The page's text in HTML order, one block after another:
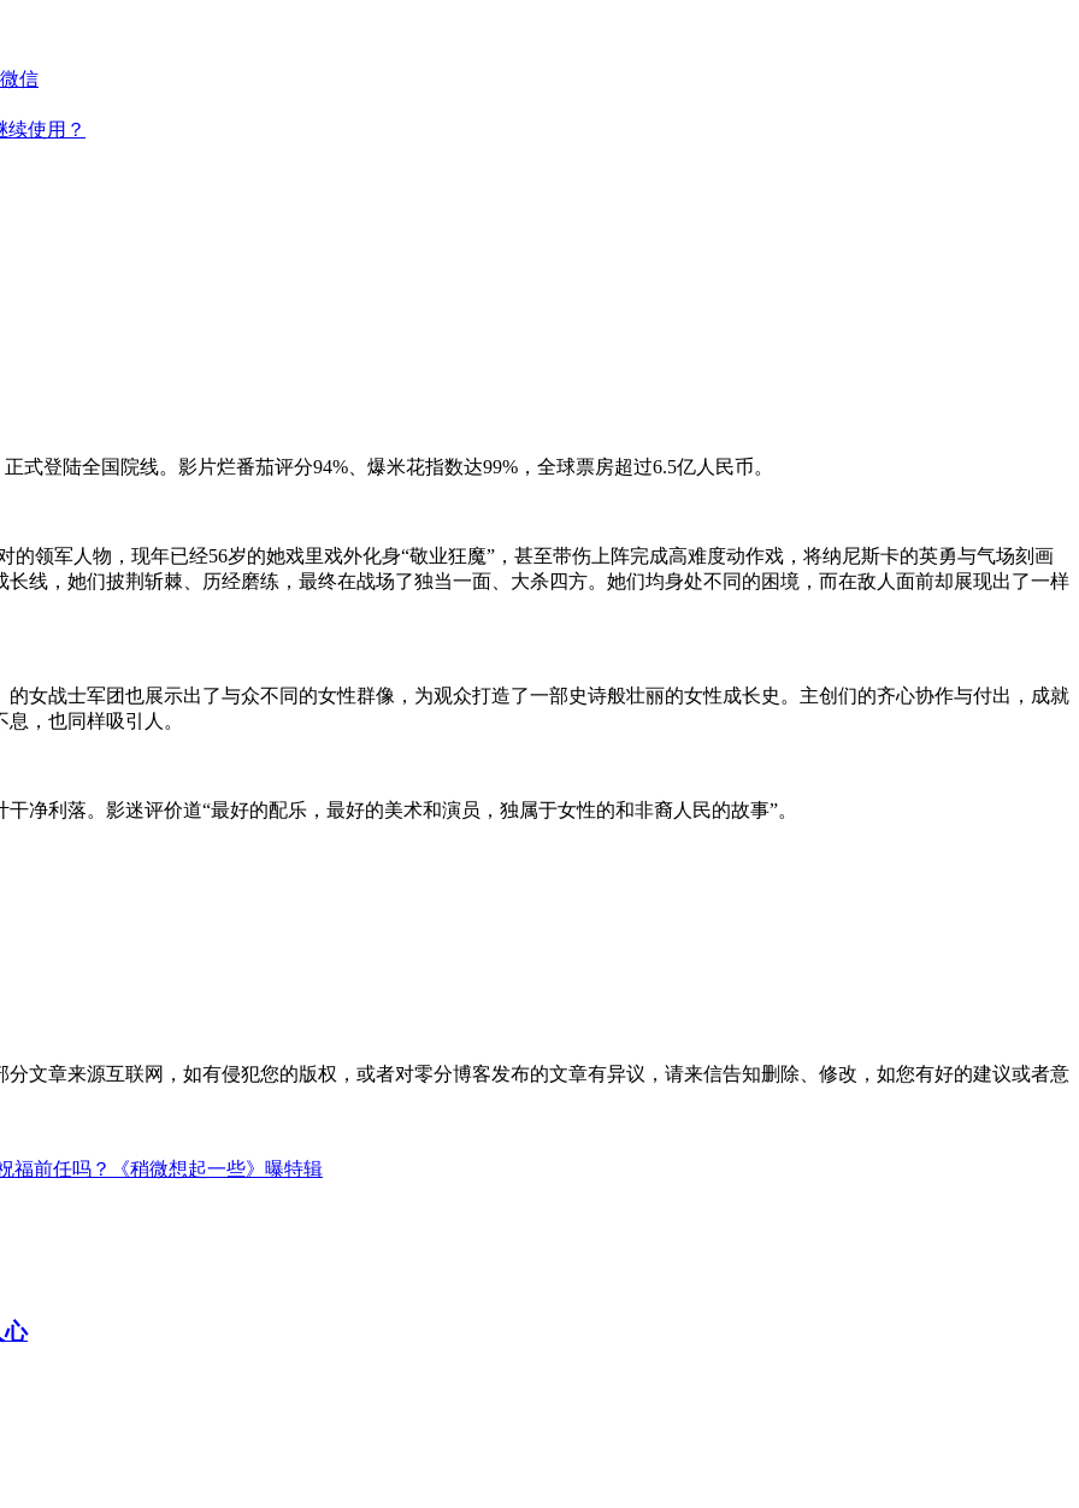
信
续使用？
式登陆全国院线。影片烂番茄评分94%、爆米花指数达99%，全球票房超过6.5亿人民币。
领军人物，现年已经56岁的她戏里戏外化身“敬业狂魔”，甚至带伤上阵完成高难度动作戏，将纳尼斯卡的英勇与气场刻画
线，她们披荆斩棘、历经磨练，最终在战场了独当一面、大杀四方。她们均身处不同的困境，而在敌人面前却展现出了一样
女战士军团也展示出了与众不同的女性群像，为观众打造了一部史诗般壮丽的女性成长史。主创们的齐心协作与付出，成就
，也同样吸引人。
净利落。影迷评价道“最好的配乐，最好的美术和演员，独属于女性的和非裔人民的故事”。
文章来源互联网，如有侵犯您的版权，或者对零分博客发布的文章有异议，请来信告知删除、修改，如您有好的建议或者意
福前任吗？《稍微想起一些》曝特辑
心